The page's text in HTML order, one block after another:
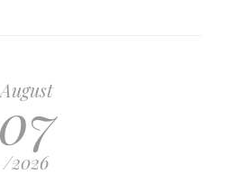
August
/2026